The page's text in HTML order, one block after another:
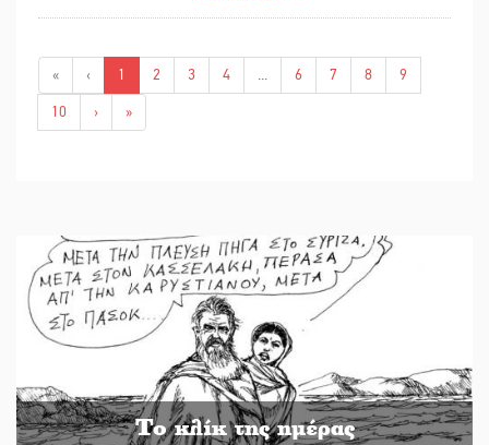
« ‹ 1 2 3 4 ... 6 7 8
9
10
› »
Το κλίκ της ημέρας